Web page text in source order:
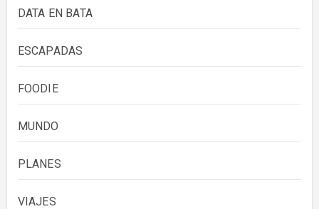
DATA EN BATA
ESCAPADAS
FOODIE
MUNDO
PLANES
VIAJES